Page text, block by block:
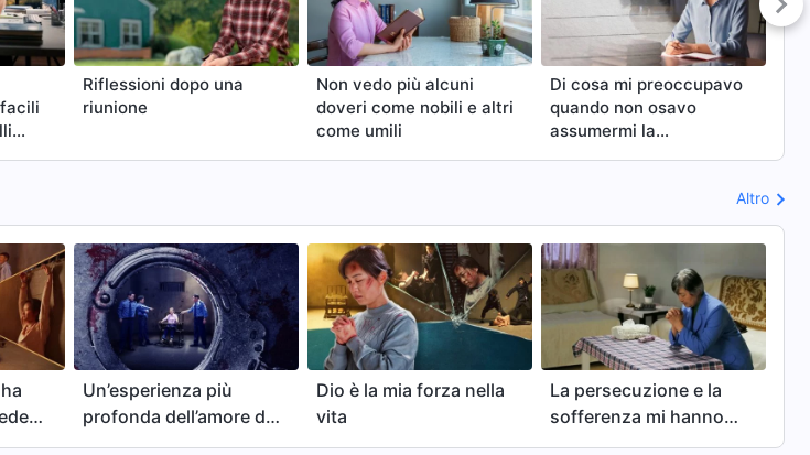
stati
dei
Riflessioni dopo una
riunione
Non vedo più alcuni
doveri come nobili e altri
come umili
Di cosa mi preoccupavo
quando non osavo
assumermi la
Altro
Un’esperienza più
profonda dell’amore di
Dio attraverso
Dio è la mia forza nella
vita
La persecuzione e la
sofferenza mi hanno
fatto amare Dio ancora